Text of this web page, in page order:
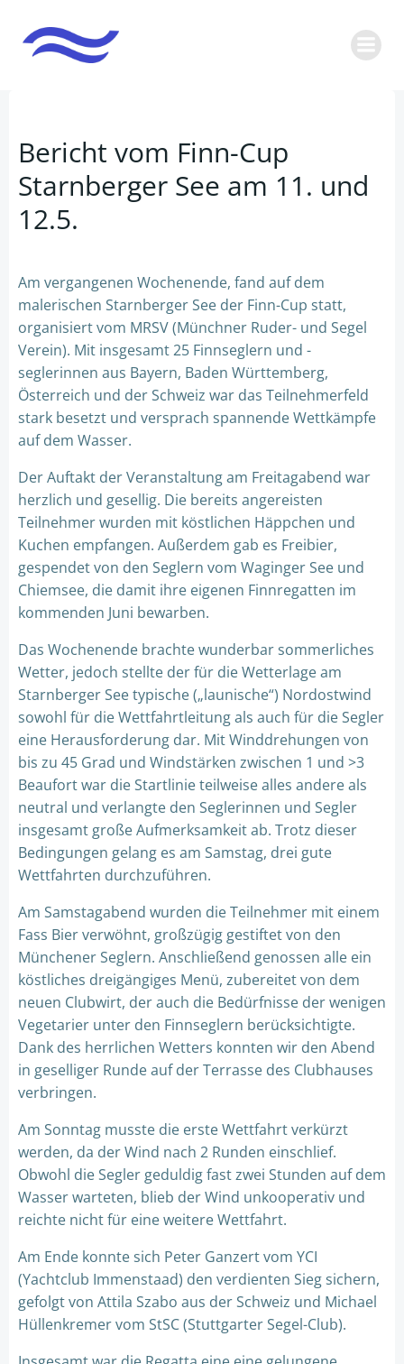
Bericht vom Finn-Cup
Starnberger See am 11. und
12.5.
Am vergangenen Wochenende, fand auf dem
malerischen Starnberger See der Finn-Cup statt,
organisiert vom MRSV (Münchner Ruder- und Segel
Verein). Mit insgesamt 25 Finnseglern und -
seglerinnen aus Bayern, Baden Württemberg,
Österreich und der Schweiz war das Teilnehmerfeld
stark besetzt und versprach spannende Wettkämpfe
auf dem Wasser.
Der Auftakt der Veranstaltung am Freitagabend war
herzlich und gesellig. Die bereits angereisten
Teilnehmer wurden mit köstlichen Häppchen und
Kuchen empfangen. Außerdem gab es Freibier,
gespendet von den Seglern vom Waginger See und
Chiemsee, die damit ihre eigenen Finnregatten im
kommenden Juni bewarben.
Das Wochenende brachte wunderbar sommerliches
Wetter, jedoch stellte der für die Wetterlage am
Starnberger See typische („launische“) Nordostwind
sowohl für die Wettfahrtleitung als auch für die Segler
eine Herausforderung dar. Mit Winddrehungen von
bis zu 45 Grad und Windstärken zwischen 1 und >3
Beaufort war die Startlinie teilweise alles andere als
neutral und verlangte den Seglerinnen und Segler
insgesamt große Aufmerksamkeit ab. Trotz dieser
Bedingungen gelang es am Samstag, drei gute
Wettfahrten durchzuführen.
Am Samstagabend wurden die Teilnehmer mit einem
Fass Bier verwöhnt, großzügig gestiftet von den
Münchener Seglern. Anschließend genossen alle ein
köstliches dreigängiges Menü, zubereitet von dem
neuen Clubwirt, der auch die Bedürfnisse der wenigen
Vegetarier unter den Finnseglern berücksichtigte.
Dank des herrlichen Wetters konnten wir den Abend
in geselliger Runde auf der Terrasse des Clubhauses
verbringen.
Am Sonntag musste die erste Wettfahrt verkürzt
werden, da der Wind nach 2 Runden einschlief.
Obwohl die Segler geduldig fast zwei Stunden auf dem
Wasser warteten, blieb der Wind unkooperativ und
reichte nicht für eine weitere Wettfahrt.
Am Ende konnte sich Peter Ganzert vom YCI
(Yachtclub Immenstaad) den verdienten Sieg sichern,
gefolgt von Attila Szabo aus der Schweiz und Michael
Hüllenkremer vom StSC (Stuttgarter Segel-Club).